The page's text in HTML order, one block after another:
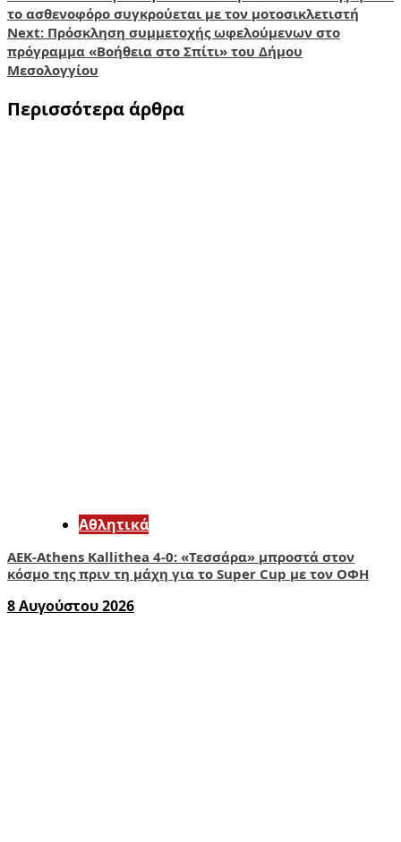
navigation
το ασθενοφόρο συγκρούεται με τον μοτοσικλετιστή
Next: Πρόσκληση συμμετοχής ωφελούμενων στο
πρόγραμμα «Βοήθεια στο Σπίτι» του Δήμου
Μεσολογγίου
Περισσότερα άρθρα
Αθλητικά
ΑΕΚ-Athens Kallithea 4-0: «Τεσσάρα» μπροστά στον
κόσμο της πριν τη μάχη για το Super Cup με τον ΟΦΗ
8 Αυγούστου 2026